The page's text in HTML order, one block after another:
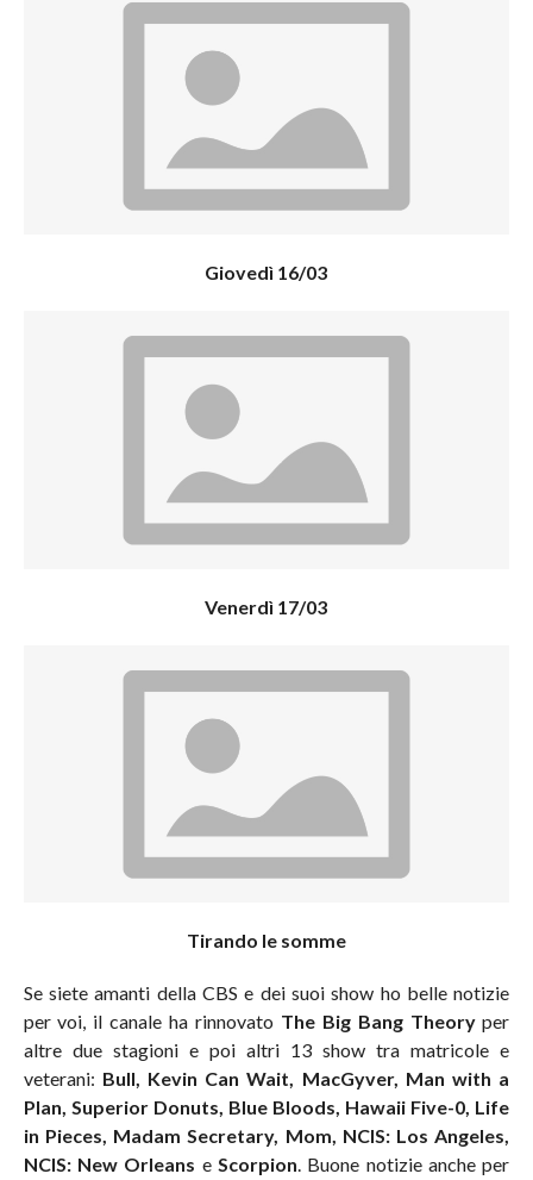
Giovedì 16/03
Venerdì 17/03
Tirando le somme
Se siete amanti della CBS e dei suoi show ho belle notizie
per voi, il canale ha rinnovato The Big Bang Theoryper
altre due stagioni e poi altri 13 show tra matricole e
veterani: Bull, Kevin Can Wait, MacGyver, Man with a
Plan, Superior Donuts, Blue Bloods, Hawaii Five-0, Life
in Pieces, Madam Secretary, Mom, NCIS: Los Angeles,
NCIS: New Orleans e Scorpion. Buone notizie anche per